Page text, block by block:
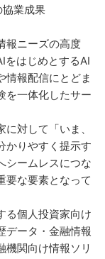
業成果
報ニーズの高度
をはじめとするAI
情報配信にとどま
を一体化したサー
対して「いま、
かりやすく提示す
シームレスにつな
要な要素となって
る個人投資家向け
データ・金融情報
機関向け情報ソリ